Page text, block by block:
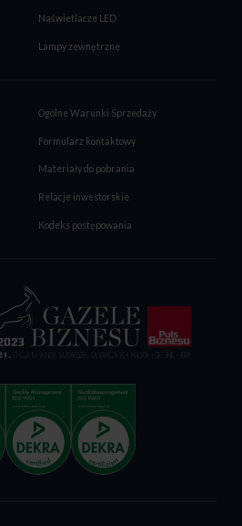
Naświetlacze LED
Lampy zewnętrzne
Ogólne Warunki Sprzedaży
Formularz kontaktowy
Materiały do pobrania
Relacje inwestorskie
Kodeks postępowania